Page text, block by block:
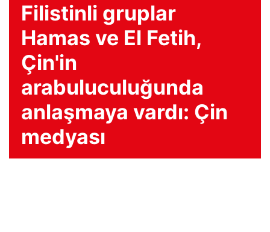
Filistinli gruplar
Hamas ve El Fetih,
Çin'in
arabuluculuğunda
anlaşmaya vardı: Çin
medyası